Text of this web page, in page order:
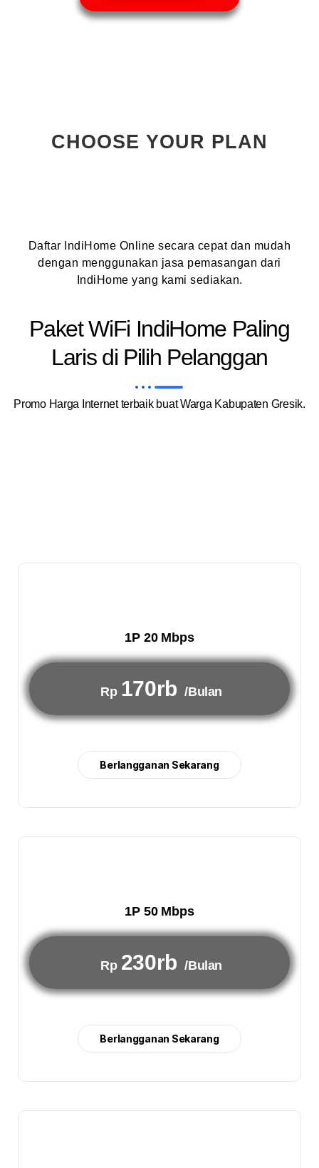
CHOOSE YOUR PLAN
Daftar IndiHome Online secara cepat dan mudah
dengan menggunakan jasa pemasangan dari
IndiHome yang kami sediakan.
Paket WiFi IndiHome Paling
Laris di Pilih Pelanggan
Promo Harga Internet terbaik buat Warga Kabupaten Gresik.
1P 20 Mbps
Rp 170rb /Bulan
Berlangganan Sekarang
1P 50 Mbps
Rp 230rb /Bulan
Berlangganan Sekarang